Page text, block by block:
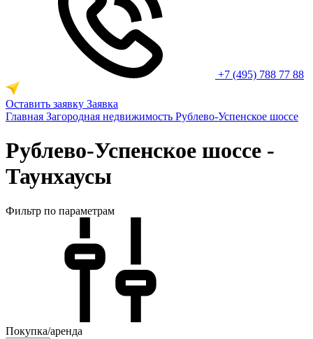
+7 (495) 788 77 88
Оставить заявку Заявка
Главная Загородная недвижимость Рублево-Успенское шоссе
Рублево-Успенское шоссе -
Таунхаусы
Фильтр по параметрам
Покупка/аренда